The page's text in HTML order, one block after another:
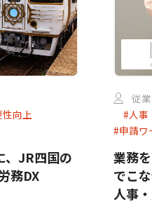
向上
JR四国の
務DX
従
#人事
#申請ワ
業務
でこ
人事